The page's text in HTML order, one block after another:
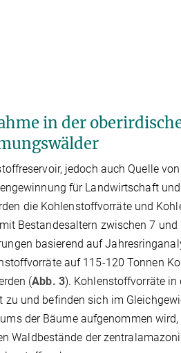
in der
jedoch auch Quelle
für Landwirtschaft
die Kohlenstoffvorräte und
Bestandesaltern zwischen 7 und
basierend auf
auf 115-120 Tonnen
(Abb. 3). Kohlenstoffvorräte in
und befinden sich im
der Bäume aufgenommen
Waldbestände der